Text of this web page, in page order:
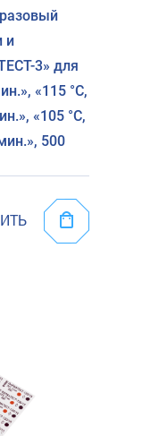
и
3» для
«115 °C,
«105 °C,
500